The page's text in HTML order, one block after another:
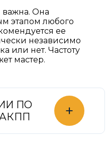
важна. Она
этапом любого
ее
независимо
или нет. Частоту
мастер.
ПО
+